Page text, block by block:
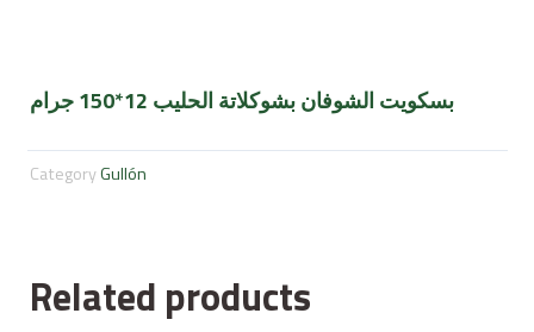
بسكويت الشوفان بشوكلاتة الحليب 12*150 جرام
CategoryGullón
Related products